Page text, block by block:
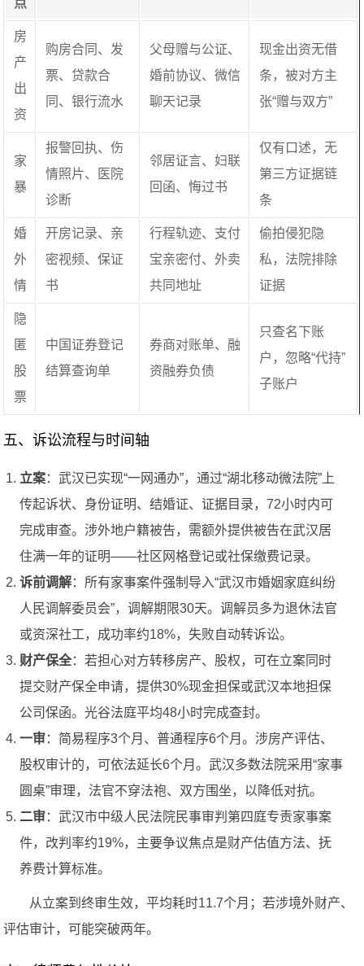
点
房
产
出
资
购房合同、发
票、贷款合
同、银行流水
父母赠与公证、
婚前协议、微信
聊天记录
现金出资无借
条，被对方主
张“赠与双方”
家
暴
报警回执、伤
情照片、医院
诊断
邻居证言、妇联
回函、悔过书
仅有口述，无
第三方证据链
条
婚
外
情
开房记录、亲
密视频、保证
书
行程轨迹、支付
宝亲密付、外卖
共同地址
偷拍侵犯隐
私，法院排除
证据
隐
匿
股
票
中国证券登记
结算查询单
券商对账单、融
资融券负债
只查名下账
户，忽略“代持”
子账户
五、诉讼流程与时间轴
立案：武汉已实现“一网通办”，通过“湖北移动微法院”上
传起诉状、身份证明、结婚证、证据目录，72小时内可
完成审查。涉外地户籍被告，需额外提供被告在武汉居
住满一年的证明——社区网格登记或社保缴费记录。
诉前调解：所有家事案件强制导入“武汉市婚姻家庭纠纷
人民调解委员会”，调解期限30天。调解员多为退休法官
或资深社工，成功率约18%，失败自动转诉讼。
财产保全：若担心对方转移房产、股权，可在立案同时
提交财产保全申请，提供30%现金担保或武汉本地担保
公司保函。光谷法庭平均48小时完成查封。
一审：简易程序3个月、普通程序6个月。涉房产评估、
股权审计的，可依法延长6个月。武汉多数法院采用“家事
圆桌”审理，法官不穿法袍、双方围坐，以降低对抗。
二审：武汉市中级人民法院民事审判第四庭专责家事案
件，改判率约19%，主要争议焦点是财产估值方法、抚
养费计算标准。
从立案到终审生效，平均耗时11.7个月；若涉境外财产、
评估审计，可能突破两年。